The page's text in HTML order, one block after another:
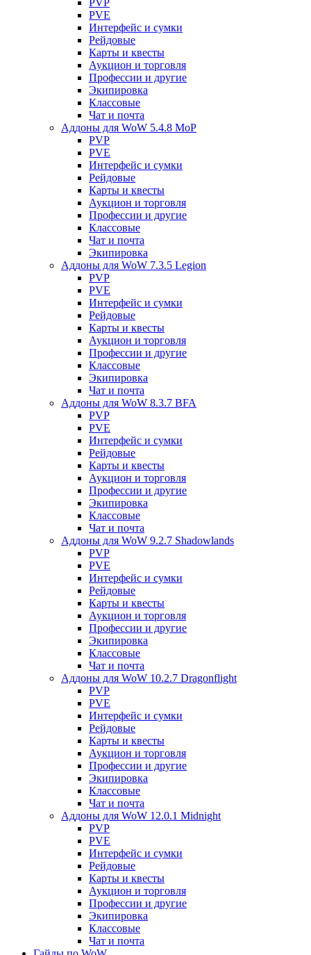
PVP
PVE
Интерфейс и сумки
Рейдовые
Карты и квесты
Аукцион и торговля
Профессии и другие
Экипировка
Классовые
Чат и почта
Аддоны для WoW 5.4.8 MoP
PVP
PVE
Интерфейс и сумки
Рейдовые
Карты и квесты
Аукцион и торговля
Профессии и другие
Классовые
Чат и почта
Экипировка
Аддоны для WoW 7.3.5 Legion
PVP
PVE
Интерфейс и сумки
Рейдовые
Карты и квесты
Аукцион и торговля
Профессии и другие
Классовые
Экипировка
Чат и почта
Аддоны для WoW 8.3.7 BFA
PVP
PVE
Интерфейс и сумки
Рейдовые
Карты и квесты
Аукцион и торговля
Профессии и другие
Экипировка
Классовые
Чат и почта
Аддоны для WoW 9.2.7 Shadowlands
PVP
PVE
Интерфейс и сумки
Рейдовые
Карты и квесты
Аукцион и торговля
Профессии и другие
Экипировка
Классовые
Чат и почта
Аддоны для WoW 10.2.7 Dragonflight
PVP
PVE
Интерфейс и сумки
Рейдовые
Карты и квесты
Аукцион и торговля
Профессии и другие
Экипировка
Классовые
Чат и почта
Аддоны для WoW 12.0.1 Midnight
PVP
PVE
Интерфейс и сумки
Рейдовые
Карты и квесты
Аукцион и торговля
Профессии и другие
Экипировка
Классовые
Чат и почта